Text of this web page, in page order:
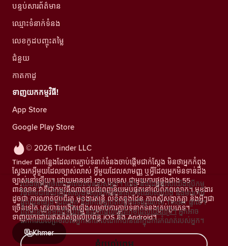
© 2026 Tinder LLC
Tinder ជាកន្លែងដែលការភ្ជាប់ទំនាក់ទំនងចាប់ផ្តើមជាក់ស្តែង មិនថាអ្នកកំពុង
ស្វែងរកអ្វីមួយដែលច្បាស់លាស់ អ្វីមួយដែលសាមញ្ញ ឬអ្វីដែលអ្នកមិនទាន់ដឹង
ច្បាស់នៅឡើយ។ ដោយមាននៅ 190 ប្រទេស ជាមួយការផ្គូផ្គងជាង 55
ពាន់លាន វាគឺជាកម្មវិធីណាត់ជួបដ៏ពេញនិយមបំផុតនៅលើពិភពលោក។ មុខងារ
ដូចជា ការណាត់ជួបពីរគូ មុខងារតន្រ្តី លិខិតឆ្លងដែន ភាពស៊ីសង្វាក់គ្នា និងអ្វីៗជា
ច្រើនទៀត ត្រូវបានបង្កើតឡើងសម្រាប់ការភ្ជាប់ទំនាក់ទំនងគ្រប់ប្រភេទ។
ទាញយកដោយឥតគិតថ្លៃលើប្រព័ន្ធ iOS និង Android។
Khmer
បន្ទប់សារព័ត៌មាន
ឈ្មោះទំនាក់ទំនង
លេខកូដបញ្ចុះតម្លៃ
ជំនួយ
កាតកាដូ
ទាញយកកម្មវិធី!
App Store
Google Play Store
យើងឲ្យតម្លៃចំពោះភាពឯកជនរបស់អ្នក។ យើង និងដៃគូរបស់យើងប្រើកម្ម
វិធីតាមដានដើម្បីវាស់ស្ទង់ទស្សនិកជននៃគេហទំព័ររបស់យើង និងមានការ
ផ្តល់ជូនផ្សេងៗដល់អ្នក និងកែលម្អប្រតិបត្តិការទីផ្សាររបស់ Tinder ផ្ទាល់។
ព័ត៌មានបន្ថែមអំពីខូឃីស៍ និងអ្នកផ្តល់សេវាកម្មដែលយើងប្រើ។ អ្នកអាច
ដកការយល់ព្រមរបស់អ្នកនៅពេលណាក៏បាននៅក្នុងការកំណត់របស់អ្នក។